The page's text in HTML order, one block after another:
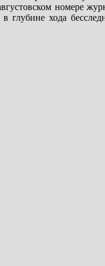
номере
глубине хода